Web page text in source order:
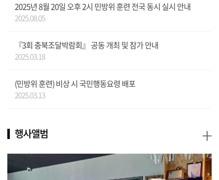
2025년 8월 20일 오후 2시 민방위 훈련 전국 동시 실시 안내
2025.08.05
『3회 충북조달박람회』 공동 개최 및 참가 안내
2025.03.18
(민방위 훈련) 비상 시 국민행동요령 배포
2025.03.13
행사앨범 +